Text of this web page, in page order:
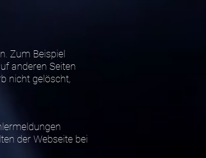
Zum Beispiel
anderen Seiten
nicht gelöscht,
der Webseite bei